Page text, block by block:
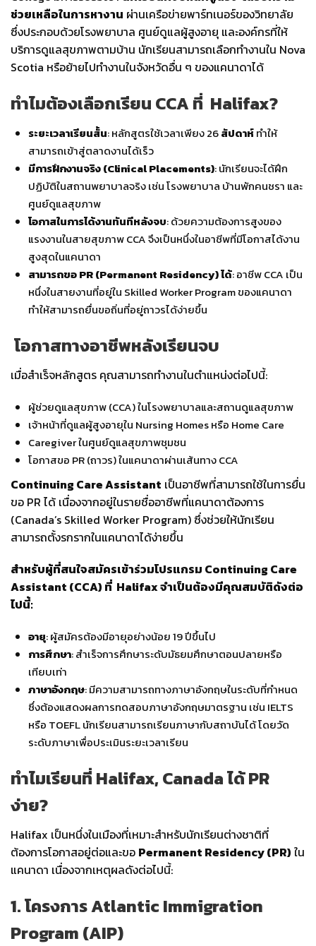
ช่วยเหลือในการหางาน ผ่านเครือข่ายพาร์ทเนอร์ของวิทยาลัย
ซึ่งประกอบด้วยโรงพยาบาล ศูนย์ดูแลผู้สูงอายุ และองค์กรที่ให้
บริการดูแลสุขภาพตามบ้าน นักเรียนสามารถเลือกทำงานใน Nova
Scotia หรือย้ายไปทำงานในจังหวัดอื่น ๆ ของแคนาดาได้
ทำไมต้องเลือกเรียน CCA ที่ Halifax?
ระยะเวลาเรียนสั้น: หลักสูตรใช้เวลาเพียง 26สัปดาห์ทำให้
สามารถเข้าสู่ตลาดงานได้เร็ว
มีการฝึกงานจริง (Clinical Placements): นักเรียนจะได้ฝึก
ปฏิบัติในสถานพยาบาลจริง เช่น โรงพยาบาล บ้านพักคนชรา และ
ศูนย์ดูแลสุขภาพ
โอกาสในการได้งานทันทีหลังจบ: ด้วยความต้องการสูงของ
แรงงานในสายสุขภาพ CCA จึงเป็นหนึ่งในอาชีพที่มีโอกาสได้งาน
สูงสุดในแคนาดา
สามารถขอ PR (Permanent Residency) ได้: อาชีพ CCA เป็น
หนึ่งในสายงานที่อยู่ใน Skilled Worker Program ของแคนาดา
ทำให้สามารถยื่นขอถิ่นที่อยู่ถาวรได้ง่ายขึ้น
โอกาสทางอาชีพหลังเรียนจบ
เมื่อสำเร็จหลักสูตร คุณสามารถทำงานในตำแหน่งต่อไปนี้:
ผู้ช่วยดูแลสุขภาพ (CCA) ในโรงพยาบาลและสถานดูแลสุขภาพ
เจ้าหน้าที่ดูแลผู้สูงอายุใน Nursing Homes หรือ Home Care
Caregiver ในศูนย์ดูแลสุขภาพชุมชน
โอกาสขอ PR (ถาวร) ในแคนาดาผ่านเส้นทาง CCA
Continuing Care Assistant เป็นอาชีพที่สามารถใช้ในการยื่น
ขอ PR ได้ เนื่องจากอยู่ในรายชื่ออาชีพที่แคนาดาต้องการ
(Canada’s Skilled Worker Program) ซึ่งช่วยให้นักเรียน
สามารถตั้งรกรากในแคนาดาได้ง่ายขึ้น
สำหรับผู้ที่สนใจสมัครเข้าร่วมโปรแกรม Continuing Care
Assistant (CCA) ที่ Halifax จำเป็นต้องมีคุณสมบัติดังต่อ
ไปนี้:
อายุ: ผู้สมัครต้องมีอายุอย่างน้อย 19 ปีขึ้นไป
การศึกษา: สำเร็จการศึกษาระดับมัธยมศึกษาตอนปลายหรือ
เทียบเท่า
ภาษาอังกฤษ: มีความสามารถทางภาษาอังกฤษในระดับที่กำหนด
ซึ่งต้องแสดงผลการทดสอบภาษาอังกฤษมาตรฐาน เช่น IELTS
หรือ TOEFL นักเรียนสามารถเรียนภาษากับสถาบันได้ โดยวัด
ระดับภาษาเพื่อประเมินระยะเวลาเรียน
ทำไมเรียนที่ Halifax, Canada ได้ PR
ง่าย?
Halifax เป็นหนึ่งในเมืองที่เหมาะสำหรับนักเรียนต่างชาติที่
ต้องการโอกาสอยู่ต่อและขอ Permanent Residency (PR) ใน
แคนาดา เนื่องจากเหตุผลดังต่อไปนี้:
1. โครงการ Atlantic Immigration
Program (AIP)